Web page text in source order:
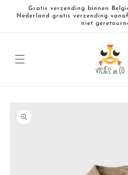
naar de
content
Gratis verzending binnen
Nederland gratis verzending
niet